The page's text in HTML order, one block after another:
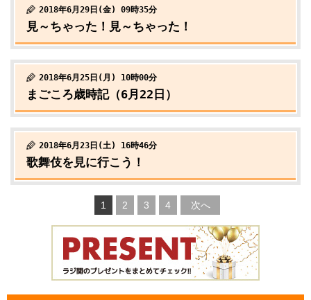
2018年6月29日(金) 09時35分
見～ちゃった！見～ちゃった！
2018年6月25日(月) 10時00分
まごころ歳時記（6月22日）
2018年6月23日(土) 16時46分
歌舞伎を見に行こう！
1 2 3 4 次へ